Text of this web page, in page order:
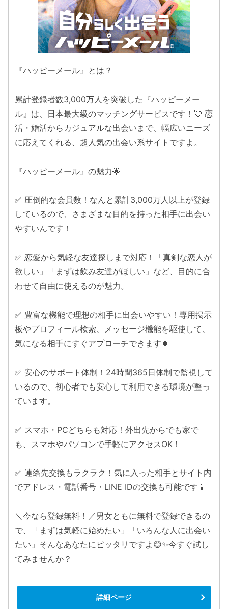
『ハッピーメール』とは？
累計登録者数3,000万人を突破した『ハッピーメー
ル』は、日本最大級のマッチングサービスです！💘 恋
活・婚活からカジュアルな出会いまで、幅広いニーズ
に応えてくれる、超人気の出会い系サイトですよ。
『ハッピーメール』の魅力🌟
✅ 圧倒的な会員数！なんと累計3,000万人以上が登録
しているので、さまざまな目的を持った相手に出会い
やすいんです！
✅ 恋愛から気軽な友達探しまで対応！「真剣な恋人が
欲しい」「まずは飲み友達がほしい」など、目的に合
わせて自由に使えるのが魅力。
✅ 豊富な機能で理想の相手に出会いやすい！専用掲示
板やプロフィール検索、メッセージ機能を駆使して、
気になる相手にすぐアプローチできます🍀
✅ 安心のサポート体制！24時間365日体制で監視して
いるので、初心者でも安心して利用できる環境が整っ
ています。
✅ スマホ・PCどちらも対応！外出先からでも家で
も、スマホやパソコンで手軽にアクセスOK！
✅ 連絡先交換もラクラク！気に入った相手とサイト内
でアドレス・電話番号・LINE IDの交換も可能です📱
＼今なら登録無料！／男女ともに無料で登録できるの
で、「まずは気軽に始めたい」「いろんな人に出会い
たい」そんなあなたにピッタリですよ😊✨今すぐ試し
てみませんか？
詳細ページ